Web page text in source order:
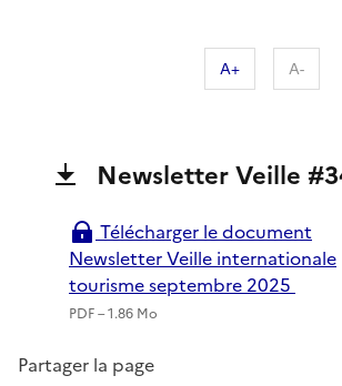
A+ A-
Actualité
newsletter
Newsletter Veille
Télécharger le document
Newsletter Veille internationale
tourisme septembre 2025
PDF – 1.86 Mo
Partager la page